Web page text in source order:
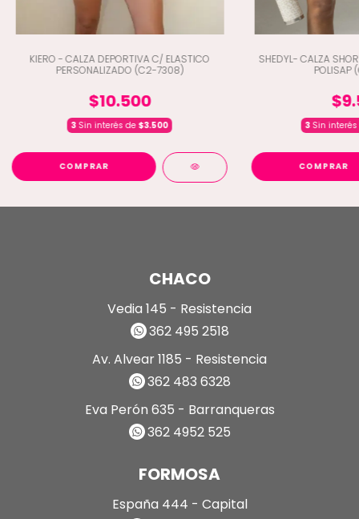
KIERO - CALZA DEPORTIVA C/ ELASTICO
PERSONALIZADO (C2-7308)
$10.500
3Sin interés de $3.500
COMPRAR
SHEDYL- CALZA
3Sin
COMPRAR
CHACO
Vedia 145 - Resistencia
362 495 2518
Av. Alvear 1185 - Resistencia
362 483 6328
Eva Perón 635 - Barranqueras
362 4952 525
FORMOSA
España 444 - Capital